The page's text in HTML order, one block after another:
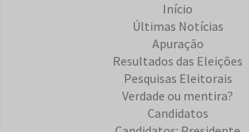
Início
Últimas Notícias
Apuração
Resultados das Eleições
Pesquisas Eleitorais
Verdade ou mentira?
Candidatos